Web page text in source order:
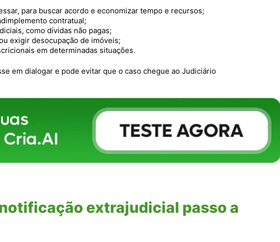
para buscar acordo e economizar tempo e recursos;
contratual;
como dívidas não pagas;
exigir desocupação de imóveis;
em determinadas situações.
em dialogar e pode evitar que o caso chegue ao Judiciário
extrajudicial passo a